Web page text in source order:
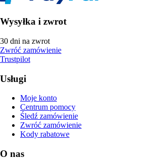
Wysyłka i zwrot
30 dni na zwrot
Zwróć zamówienie
Trustpilot
Usługi
Moje konto
Centrum pomocy
Śledź zamówienie
Zwróć zamówienie
Kody rabatowe
O nas